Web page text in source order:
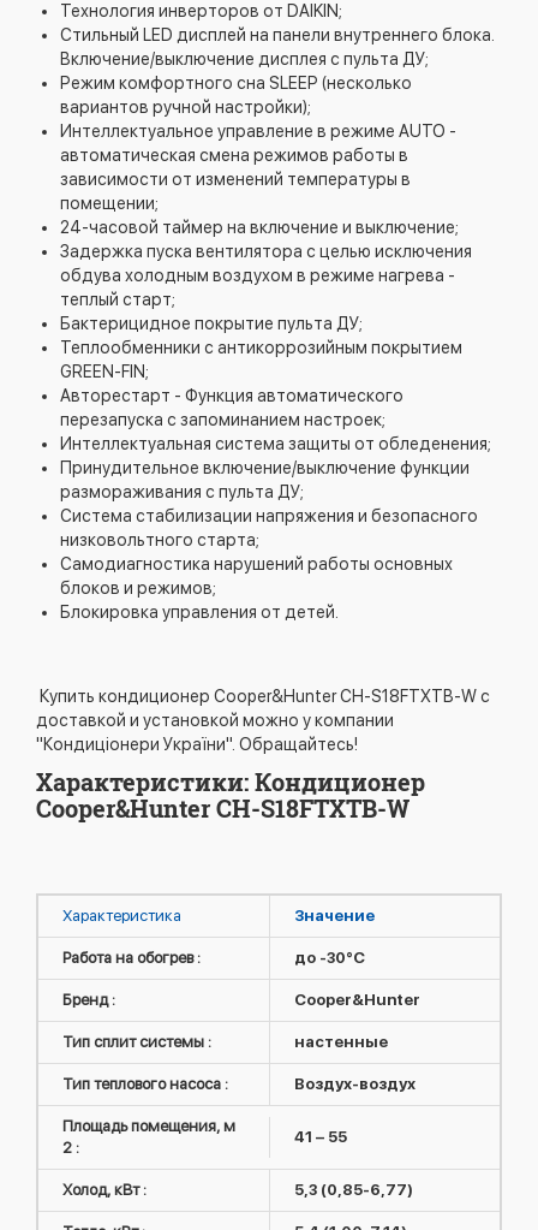
Технология инверторов от DAIKIN;
Стильный LED дисплей на панели внутреннего блока.
Включение/выключение дисплея с пульта ДУ;
Режим комфортного сна SLЕЕР (несколько
вариантов ручной настройки);
Интеллектуальное управление в режиме AUTO -
автоматическая смена режимов работы в
зависимости от изменений температуры в
помещении;
24-часовой таймер на включение и выключение;
Задержка пуска вентилятора с целью исключения
обдува холодным воздухом в режиме нагрева -
теплый старт;
Бактерицидное покрытие пульта ДУ;
Теплообменники с антикоррозийным покрытием
GREEN-FIN;
Авторестарт - Функция автоматического
перезапуска с запоминанием настроек;
Интеллектуальная система защиты от обледенения;
Принудительное включение/выключение функции
размораживания с пульта ДУ;
Система стабилизации напряжения и безопасного
низковольтного старта;
Самодиагностика нарушений работы основных
блоков и режимов;
Блокировка управления от детей.
Купить кондиционер Cooper&Hunter CH-S18FTXTB-W с
доставкой и установкой можно у компании
"Кондиціонери України". Обращайтесь!
Характеристики: Кондиционер
Cooper&Hunter CH-S18FTXTB-W
Характеристика Значение
Работа на обогрев : до -30°C
Бренд : Cooper&Hunter
Тип сплит системы : настенные
Тип теплового насоса : Воздух-воздух
Площадь помещения, м
2 :
41 – 55
Холод, кВт : 5,3 (0,85-6,77)